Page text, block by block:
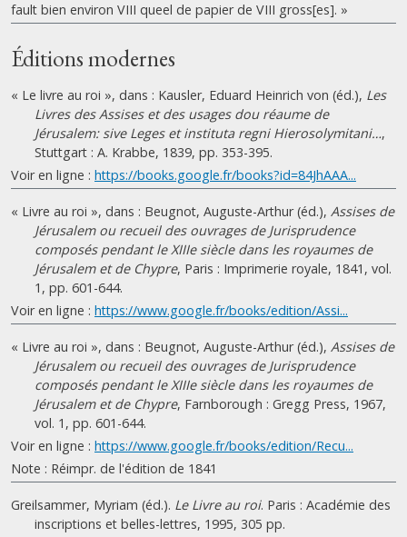
fault bien environ VIII queel de papier de VIII gross[es]. »
Éditions modernes
« Le livre au roi », dans : Kausler, Eduard Heinrich von (éd.), Les
Livres des Assises et des usages dou réaume de
Jérusalem: sive Leges et instituta regni Hierosolymitani…,
Stuttgart : A. Krabbe, 1839, pp. 353-395.
Voir en ligne : https://books.google.fr/books?id=84JhAAA...
« Livre au roi », dans : Beugnot, Auguste-Arthur (éd.), Assises de
Jérusalem ou recueil des ouvrages de Jurisprudence
composés pendant le XIIIe siècle dans les royaumes de
Jérusalem et de Chypre, Paris : Imprimerie royale, 1841, vol.
1, pp. 601-644.
Voir en ligne : https://www.google.fr/books/edition/Assi...
« Livre au roi », dans : Beugnot, Auguste-Arthur (éd.), Assises de
Jérusalem ou recueil des ouvrages de Jurisprudence
composés pendant le XIIIe siècle dans les royaumes de
Jérusalem et de Chypre, Farnborough : Gregg Press, 1967,
vol. 1, pp. 601-644.
Voir en ligne : https://www.google.fr/books/edition/Recu...
Note : Réimpr. de l'édition de 1841
Greilsammer, Myriam (éd.). Le Livre au roi. Paris : Académie des
inscriptions et belles-lettres, 1995, 305 pp.